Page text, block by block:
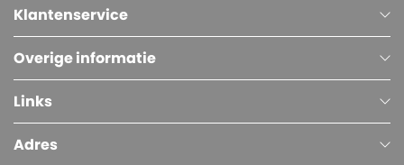
Klantenservice
Overige informatie
Links
Adres